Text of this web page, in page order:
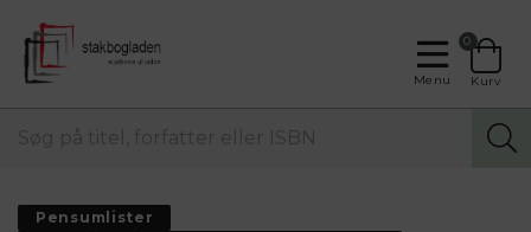
Menu
0
Kurv
Pensumlister